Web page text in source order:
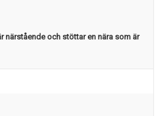
närstående och stöttar en nära som är